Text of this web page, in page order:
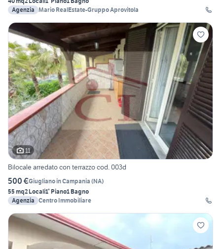
Agenzia Mario RealEstate-Gruppo Aprovitola
11
Bilocale arredato con terrazzo cod. 003d
500 €Giugliano in Campania (NA)
55 mq2 Locali1° Piano1 Bagno
Agenzia Centro Immobiliare